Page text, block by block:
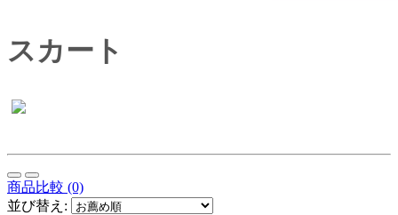
スカート
商品比較 (0)
並び替え: